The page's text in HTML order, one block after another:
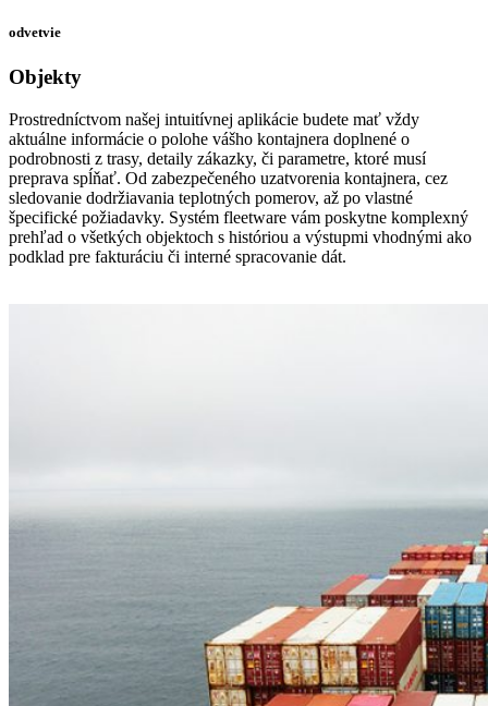
odvetvie
Objekty
Prostredníctvom našej intuitívnej aplikácie budete mať vždy
aktuálne informácie o polohe vášho kontajnera doplnené o
podrobnosti z trasy, detaily zákazky, či parametre, ktoré musí
preprava spĺňať. Od zabezpečeného uzatvorenia kontajnera, cez
sledovanie dodržiavania teplotných pomerov, až po vlastné
špecifické požiadavky. Systém fleetware vám poskytne komplexný
prehľad o všetkých objektoch s históriou a výstupmi vhodnými ako
podklad pre fakturáciu či interné spracovanie dát.